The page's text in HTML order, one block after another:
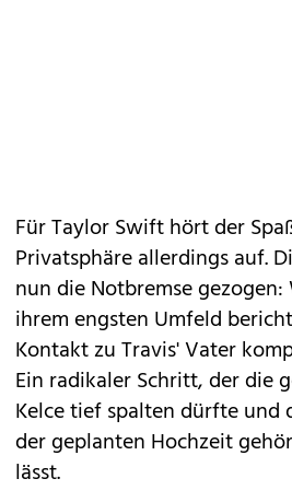
Für Taylor Swift hört der
Privatsphäre allerdings auf.
nun die Notbremse gezogen:
ihrem engsten Umfeld
Kontakt zu Travis' Vater
Ein radikaler Schritt, der die
Kelce tief spalten dürfte und
der geplanten Hochzeit
lässt.